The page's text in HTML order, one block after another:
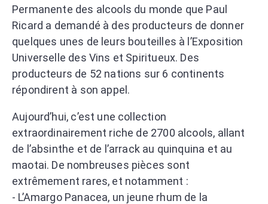
Permanente des alcools du monde que Paul
Ricard a demandé à des producteurs de donner
quelques unes de leurs bouteilles à l’Exposition
Universelle des Vins et Spiritueux. Des
producteurs de 52 nations sur 6 continents
répondirent à son appel.
Aujourd’hui, c’est une collection
extraordinairement riche de 2700 alcools, allant
de l’absinthe et de l’arrack au quinquina et au
maotai. De nombreuses pièces sont
extrêmement rares, et notamment :
- L’Amargo Panacea, un jeune rhum de la